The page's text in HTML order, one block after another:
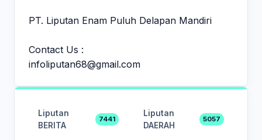
PT. Liputan Enam Puluh Delapan Mandiri
Contact Us :
infoliputan68@gmail.com
Liputan
BERITA
7441
Liputan
DAERAH
5057